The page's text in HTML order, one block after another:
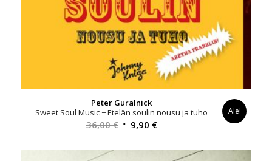
Peter Guralnick
Sweet Soul Music − Etelän soulin nousu ja tuho
36,00€ Alkuperäinen
oli:
9,90 €Nykyinen
on:
Ale!